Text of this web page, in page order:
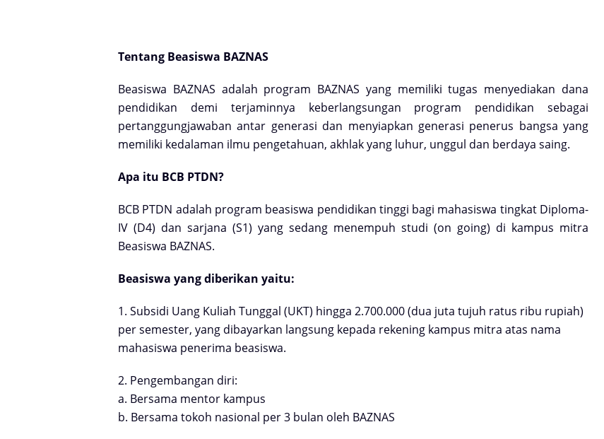
Tentang Beasiswa BAZNAS
Beasiswa BAZNAS adalah program BAZNAS yang memiliki tugas menyediakan dana
pendidikan demi terjaminnya keberlangsungan program pendidikan sebagai
pertanggungjawaban antar generasi dan menyiapkan generasi penerus bangsa yang
memiliki kedalaman ilmu pengetahuan, akhlak yang luhur, unggul dan berdaya saing.
Apa itu BCB PTDN?
BCB PTDN adalah program beasiswa pendidikan tinggi bagi mahasiswa tingkat Diploma-
IV (D4) dan sarjana (S1) yang sedang menempuh studi (on going) di kampus mitra
Beasiswa BAZNAS.
Beasiswa yang diberikan yaitu:
1. Subsidi Uang Kuliah Tunggal (UKT) hingga 2.700.000 (dua juta tujuh ratus ribu rupiah)
per semester, yang dibayarkan langsung kepada rekening kampus mitra atas nama
mahasiswa penerima beasiswa.
2. Pengembangan diri:
a. Bersama mentor kampus
b. Bersama tokoh nasional per 3 bulan oleh BAZNAS